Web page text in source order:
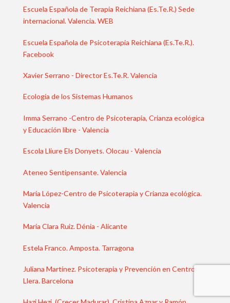
Escuela Española de Terapia Reichiana (Es.Te.R.) Sede
internacional. Valencia. WEB
Escuela Española de Psicoterapia Reichiana (Es.Te.R.).
Facebook
Xavier Serrano - Director Es.Te.R. Valencia
Ecología de los Sistemas Humanos
Imma Serrano -Centro de Psicoterapia, Crianza ecológica
y Educación libre - Valencia
Escola Lliure Els Donyets. Olocau - Valencia
Ateneo Sentipensante. Valencia
María López-Centro de Psicoterapia y Crianza ecológica.
Valencia
María Clara Ruiz. Dénia - Alicante
Estela Franco. Amposta. Tarragona
Juliana Martínez. Psicoterapia y Prevención en Centro
Llera. Barcelona